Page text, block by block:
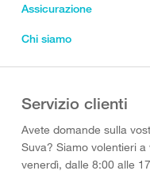
Assicurazione
Chi siamo
Servizio clienti
Avete domande sulla
Suva? Siamo volentieri
venerdì, dalle 8:00 alle